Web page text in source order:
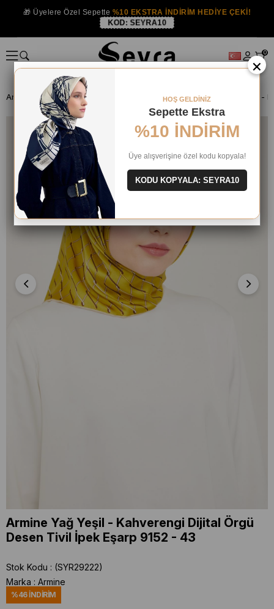
🎁 Üyelere Özel Sepette %10 EKSTRA İNDİRİM HEDİYE ÇEKİ!
KOD: SEYRA10
0
Anasayfa İPEK EŞARP Armine İpek 2024 Yaz
Armine Yağ Yeşil - Kahverengi Dijital Örgü
Desen Tivil İpek Eşarp 9152 - 43
Stok Kodu
(SYR29222)
Marka : Armine
%46İNDIRIM
×
HOŞ GELDİNİZ
Sepette Ekstra
%10 İNDİRİM
Üye alışverişine özel kodu kopyala!
KODU KOPYALA: SEYRA10